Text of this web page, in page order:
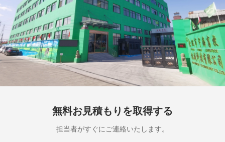
無料お見積もりを取得する
担当者がすぐにご連絡いたします。